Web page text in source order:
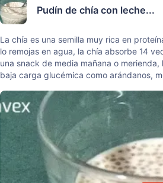
Pudín de chía con leche...
La chía es una semilla muy rica en
lo remojas en agua, la chía absorbe 14
una snack de media mañana o
baja carga glucémica como arándanos,